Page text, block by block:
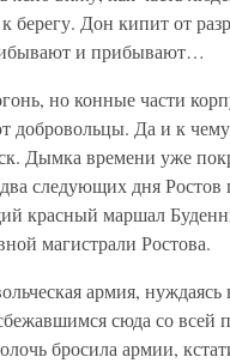
берегу. Дон кипит от
и прибывают…
но конные части
Да и к
Дымка времени уже
следующих дня
красный маршал
магистрали Ростова.
армия,
сюда со
бросила армии,